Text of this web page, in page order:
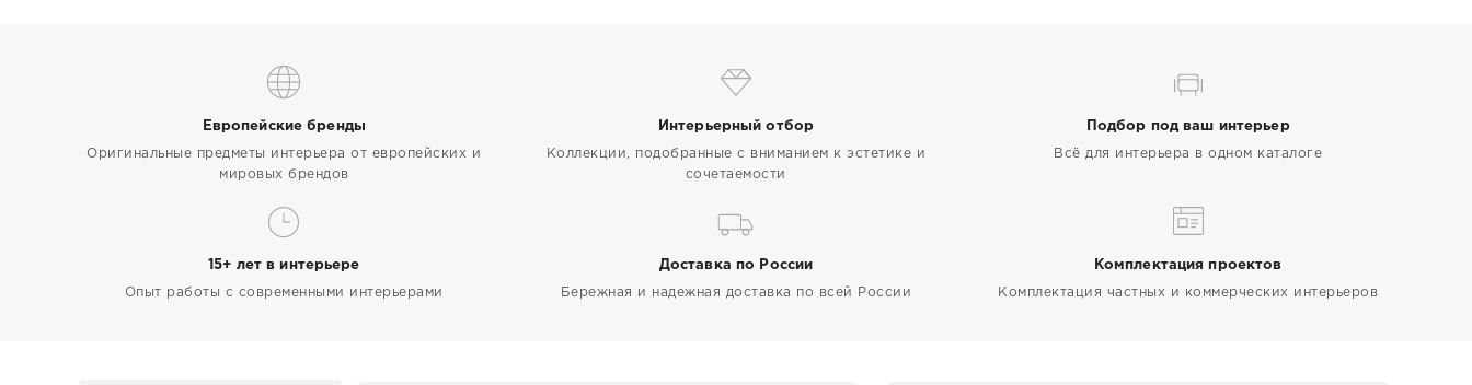
Европейские бренды
Оригинальные предметы интерьера от европейских и
мировых брендов
Интерьерный отбор
Коллекции, подобранные с вниманием к эстетике и
сочетаемости
Подбор под ваш интерьер
Всё для интерьера в одном каталоге
15+ лет в интерьере
Опыт работы с современными интерьерами
Доставка по России
Бережная и надежная доставка по всей России
Комплектация проектов
Комплектация частных и коммерческих интерьеров